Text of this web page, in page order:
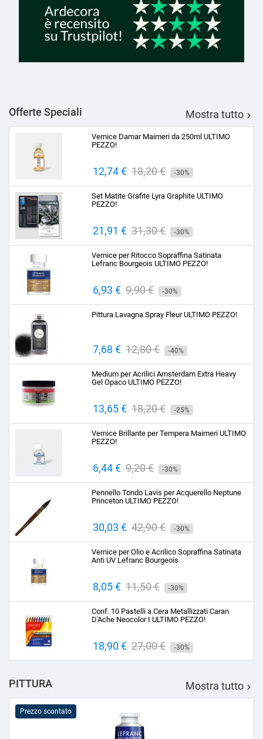
Offerte Speciali Mostra tutto 
Vernice Damar Maimeri da 250ml ULTIMO
PEZZO!
Prezzo
12,74 € Prezzo
base
18,20 € -30%
Set Matite Grafite Lyra Graphite ULTIMO
PEZZO!
Prezzo
21,91 € Prezzo
base
31,30 € -30%
Vernice per Ritocco Sopraffina Satinata
Lefranc Bourgeois ULTIMO PEZZO!
Prezzo
6,93 € Prezzo
base
9,90 € -30%
Pittura Lavagna Spray Fleur ULTIMO PEZZO!
Prezzo
7,68 € Prezzo
base
12,80 € -40%
Medium per Acrilici Amsterdam Extra Heavy
Gel Opaco ULTIMO PEZZO!
Prezzo
13,65 € Prezzo
base
18,20 € -25%
Vernice Brillante per Tempera Maimeri ULTIMO
PEZZO!
Prezzo
6,44 € Prezzo
base
9,20 € -30%
Pennello Tondo Lavis per Acquerello Neptune
Princeton ULTIMO PEZZO!
Prezzo
30,03 € Prezzo
base
42,90 € -30%
Vernice per Olio e Acrilico Sopraffina Satinata
Anti UV Lefranc Bourgeois
Prezzo
8,05 € Prezzo
base
11,50 € -30%
Conf. 10 Pastelli a Cera Metallizzati Caran
D'Ache Neocolor I ULTIMO PEZZO!
Prezzo
18,90 € Prezzo
base
27,00 € -30%
PITTURA Mostra tutto 
Prezzo scontato